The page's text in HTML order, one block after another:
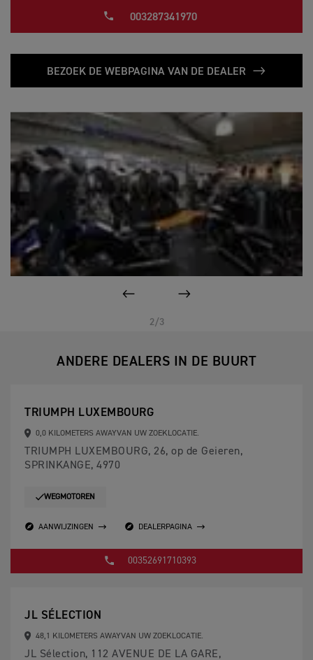
003287341970
BEZOEK DE WEBPAGINA VAN DE DEALER
2/3
ANDERE DEALERS IN DE BUURT
TRIUMPH LUXEMBOURG
0,0 KILOMETERS AWAYVAN UW ZOEKLOCATIE.
TRIUMPH LUXEMBOURG, 26, op de Geieren,
SPRINKANGE, 4970
WEGMOTOREN
AANWIJZINGEN DEALERPAGINA
00352691710393
JL SÉLECTION
48,1 KILOMETERS AWAYVAN UW ZOEKLOCATIE.
JL Sélection, 112 AVENUE DE LA GARE,